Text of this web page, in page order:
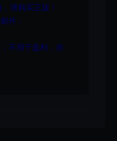
请购买正版！
件：
不用于盈利，亦